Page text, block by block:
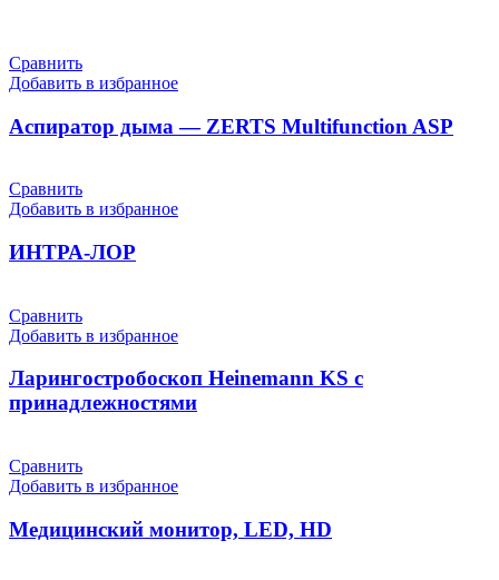
Сравнить
Добавить в избранное
Аспиратор дыма — ZERTS Multifunction ASP
Сравнить
Добавить в избранное
ИНТРА-ЛОР
Сравнить
Добавить в избранное
Ларингостробоскоп Heinemann KS с
принадлежностями
Сравнить
Добавить в избранное
Медицинский монитор, LED, HD